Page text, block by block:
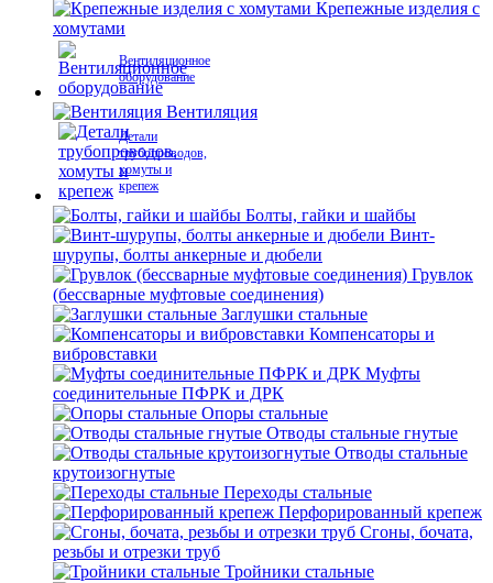
Крепежные изделия с
хомутами
Вентиляционное
оборудование
Вентиляция
Детали
трубопроводов,
хомуты и
крепеж
Болты, гайки и шайбы
Винт-
шурупы, болты анкерные и дюбели
Грувлок
(бессварные муфтовые соединения)
Заглушки стальные
Компенсаторы и
вибровставки
Муфты
соединительные ПФРК и ДРК
Опоры стальные
Отводы стальные гнутые
Отводы стальные
крутоизогнутые
Переходы стальные
Перфорированный крепеж
Сгоны, бочата,
резьбы и отрезки труб
Тройники стальные